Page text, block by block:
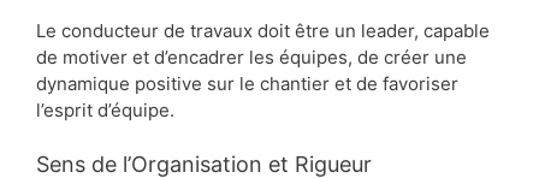
Le conducteur de travaux doit être un leader, capable
de motiver et d’encadrer les équipes, de créer une
dynamique positive sur le chantier et de favoriser
l’esprit d’équipe.
Sens de l’Organisation et Rigueur